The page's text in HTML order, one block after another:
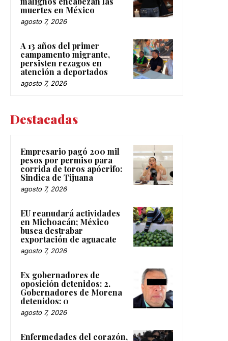
muertes en México
agosto 7, 2026
A 13 años del primer
campamento migrante,
persisten rezagos en
atención a deportados
agosto 7, 2026
Destacadas
Empresario pagó 200 mil
pesos por permiso para
corrida de toros apócrifo:
Sindica de Tijuana
agosto 7, 2026
EU reanudará actividades
en Michoacán; México
busca destrabar
exportación de aguacate
agosto 7, 2026
Ex gobernadores de
oposición detenidos: 2.
Gobernadores de Morena
detenidos: 0
agosto 7, 2026
Enfermedades del corazón,